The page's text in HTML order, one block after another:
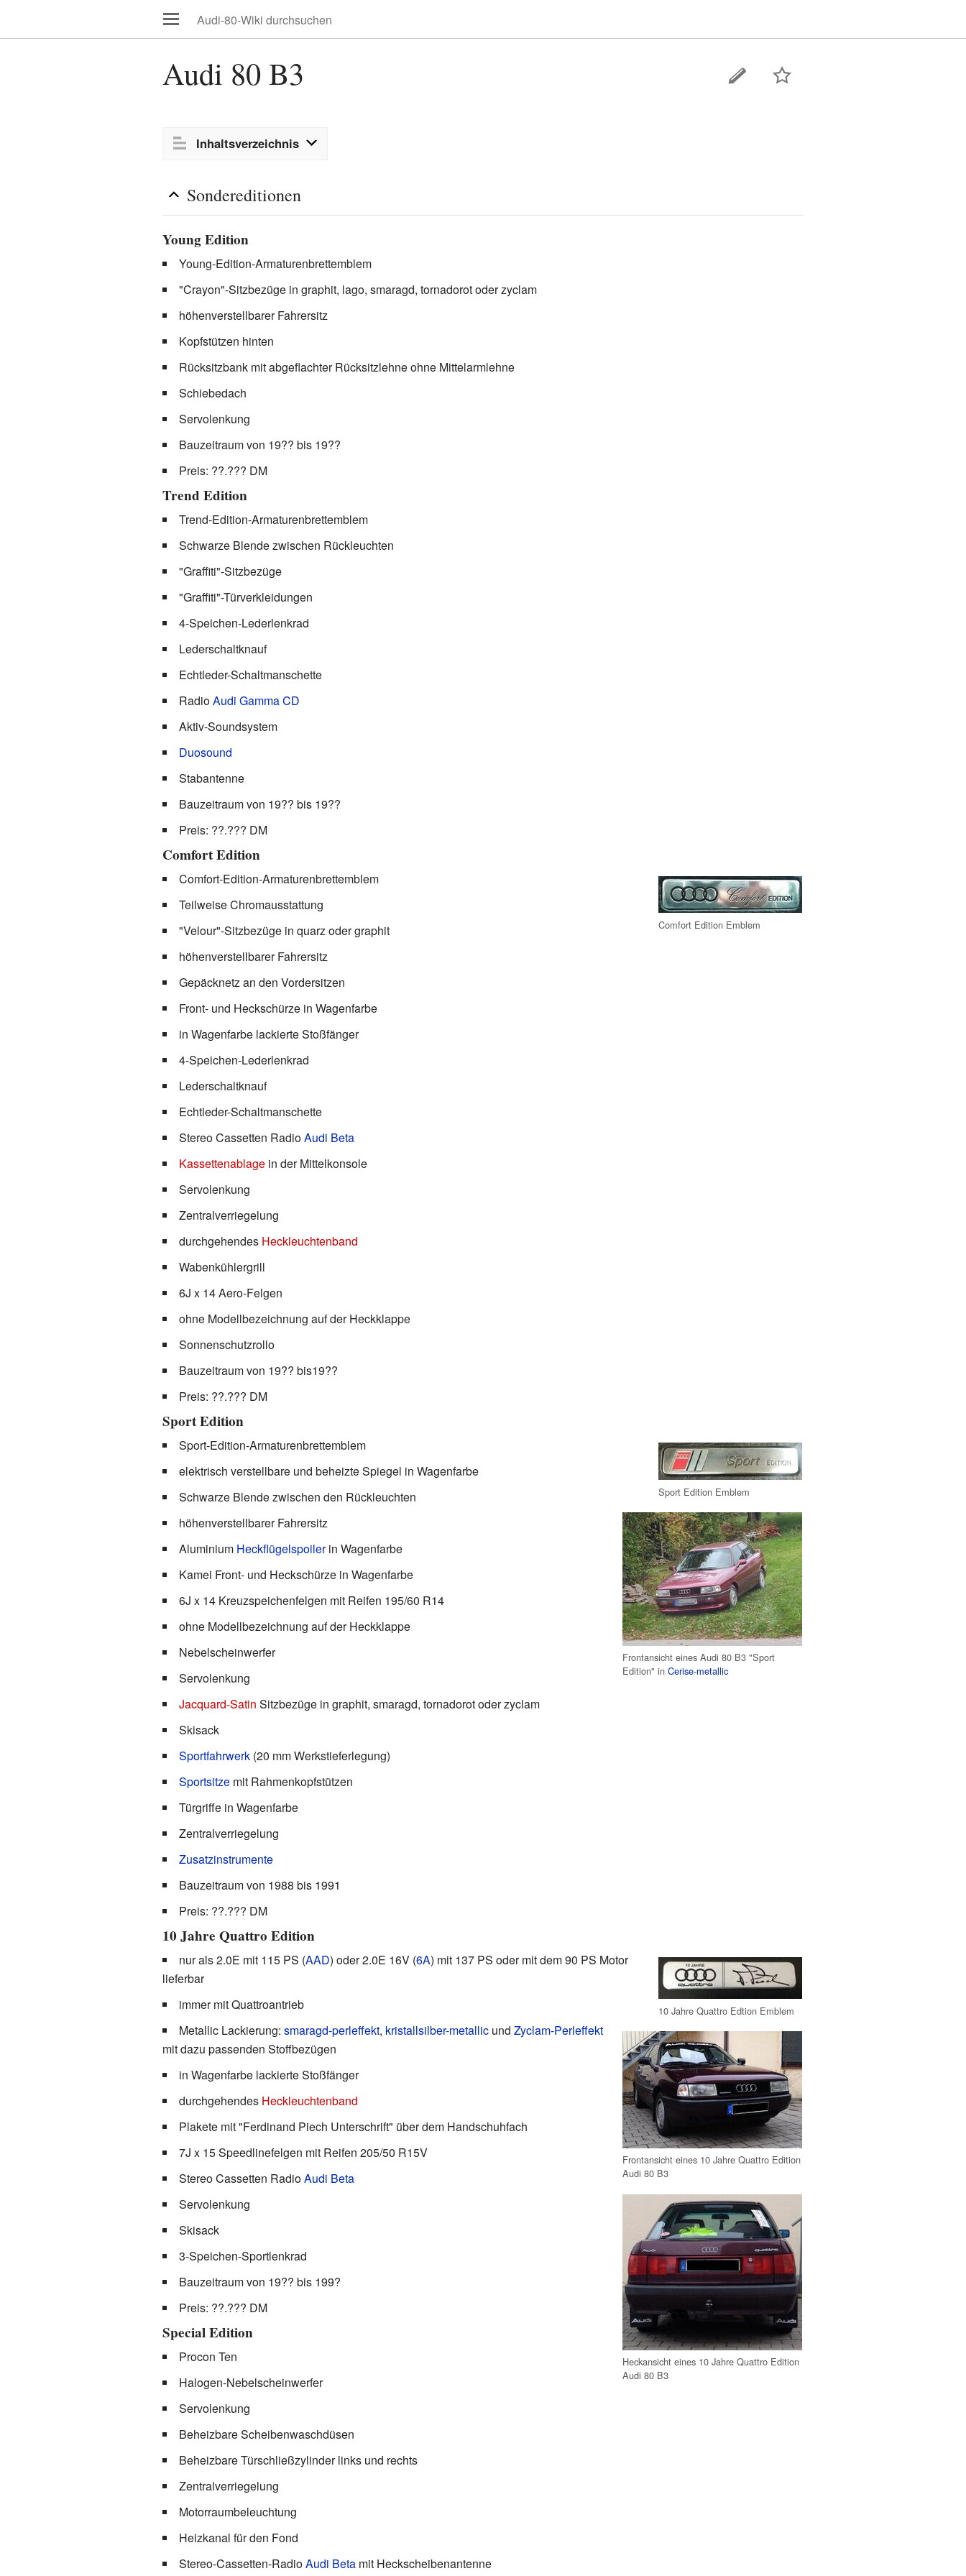
Audi 80 B3
Inhaltsverzeichnis
Sondereditionen
Young Edition
Young-Edition-Armaturenbrettemblem
"Crayon"-Sitzbezüge in graphit, lago, smaragd, tornadorot oder zyclam
höhenverstellbarer Fahrersitz
Kopfstützen hinten
Rücksitzbank mit abgeflachter Rücksitzlehne ohne Mittelarmlehne
Schiebedach
Servolenkung
Bauzeitraum von 19?? bis 19??
Preis: ??.??? DM
Trend Edition
Trend-Edition-Armaturenbrettemblem
Schwarze Blende zwischen Rückleuchten
"Graffiti"-Sitzbezüge
"Graffiti"-Türverkleidungen
4-Speichen-Lederlenkrad
Lederschaltknauf
Echtleder-Schaltmanschette
RadioAudi Gamma CD
Aktiv-Soundsystem
Duosound
Stabantenne
Bauzeitraum von 19?? bis 19??
Preis: ??.??? DM
Comfort Edition
Comfort Edition Emblem
Comfort-Edition-Armaturenbrettemblem
Teilweise Chromausstattung
"Velour"-Sitzbezüge in quarz oder graphit
höhenverstellbarer Fahrersitz
Gepäcknetz an den Vordersitzen
Front- und Heckschürze in Wagenfarbe
in Wagenfarbe lackierte Stoßfänger
4-Speichen-Lederlenkrad
Lederschaltknauf
Echtleder-Schaltmanschette
Stereo Cassetten RadioAudi Beta
Kassettenablagein der Mittelkonsole
Servolenkung
Zentralverriegelung
durchgehendes Heckleuchtenband
Wabenkühlergrill
6J x 14 Aero-Felgen
ohne Modellbezeichnung auf der Heckklappe
Sonnenschutzrollo
Bauzeitraum von 19?? bis19??
Preis: ??.??? DM
Sport Edition
Sport Edition Emblem
Frontansicht eines Audi 80 B3 "Sport
Edition" inCerise-metallic
Sport-Edition-Armaturenbrettemblem
elektrisch verstellbare und beheizte Spiegel in Wagenfarbe
Schwarze Blende zwischen den Rückleuchten
höhenverstellbarer Fahrersitz
Aluminium Heckflügelspoilerin Wagenfarbe
Kamei Front- und Heckschürze in Wagenfarbe
6J x 14 Kreuzspeichenfelgen mit Reifen 195/60 R14
ohne Modellbezeichnung auf der Heckklappe
Nebelscheinwerfer
Servolenkung
Jacquard-Satin Sitzbezüge in graphit, smaragd, tornadorot oder zyclam
Skisack
Sportfahrwerk(20 mm Werkstieferlegung)
Sportsitzemit Rahmenkopfstützen
Türgriffe in Wagenfarbe
Zentralverriegelung
Zusatzinstrumente
Bauzeitraum von 1988 bis 1991
Preis: ??.??? DM
10 Jahre Quattro Edition
10 Jahre Quattro Edtion Emblem
Frontansicht eines 10 Jahre Quattro Edition
Audi 80 B3
Heckansicht eines 10 Jahre Quattro Edition
Audi 80 B3
nur als 2.0E mit 115 PS (AAD) oder 2.0E 16V (6A) mit 137 PS oder mit dem 90 PS Motor
lieferbar
immer mit Quattroantrieb
Metallic Lackierung: smaragd-perleffekt, kristallsilber-metallicund Zyclam-Perleffekt
mit dazu passenden Stoffbezügen
in Wagenfarbe lackierte Stoßfänger
durchgehendes Heckleuchtenband
Plakete mit "Ferdinand Piech Unterschrift" über dem Handschuhfach
7J x 15 Speedlinefelgen mit Reifen 205/50 R15V
Stereo Cassetten RadioAudi Beta
Servolenkung
Skisack
3-Speichen-Sportlenkrad
Bauzeitraum von 19?? bis 199?
Preis: ??.??? DM
Special Edition
Procon Ten
Halogen-Nebelscheinwerfer
Servolenkung
Beheizbare Scheibenwaschdüsen
Beheizbare Türschließzylinder links und rechts
Zentralverriegelung
Motorraumbeleuchtung
Heizkanal für den Fond
Stereo-Cassetten-RadioAudi Betamit Heckscheibenantenne